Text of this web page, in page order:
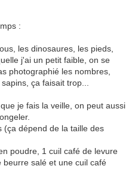
:
les dinosaures, les pieds,
j'ai un petit faible, on se
photographié les nombres,
ça faisait trop...
je fais la veille, on peut aussi
(ça dépend de la taille des
poudre, 1 cuil café de levure
salé et une cuil café